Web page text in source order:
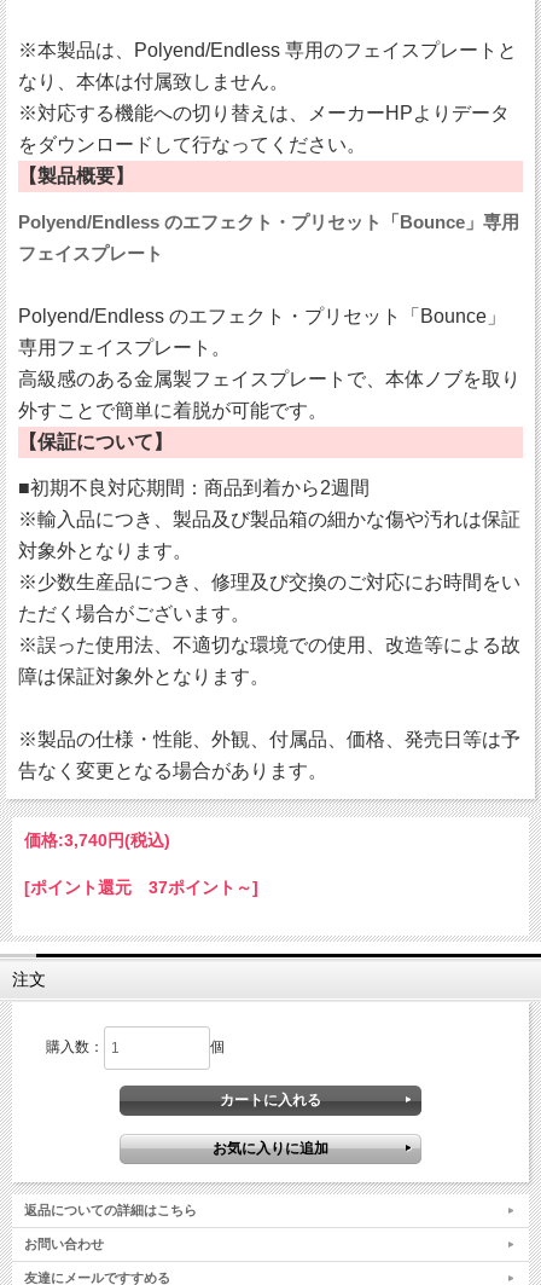
※本製品は、Polyend/Endless 専用のフェイスプレートと
なり、本体は付属致しません。
※対応する機能への切り替えは、メーカーHPよりデータ
をダウンロードして行なってください。
【製品概要】
Polyend/Endless のエフェクト・プリセット「Bounce」専用
フェイスプレート
Polyend/Endless のエフェクト・プリセット「Bounce」
専用フェイスプレート。
高級感のある金属製フェイスプレートで、本体ノブを取り
外すことで簡単に着脱が可能です。
【保証について】
■初期不良対応期間：商品到着から2週間
※輸入品につき、製品及び製品箱の細かな傷や汚れは保証
対象外となります。
※少数生産品につき、修理及び交換のご対応にお時間をい
ただく場合がございます。
※誤った使用法、不適切な環境での使用、改造等による故
障は保証対象外となります。
※製品の仕様・性能、外観、付属品、価格、発売日等は予
告なく変更となる場合があります。
価格:3,740円(税込)
[ポイント還元 37ポイント～]
注文
購入数： 個
返品についての詳細はこちら
お問い合わせ
友達にメールですすめる